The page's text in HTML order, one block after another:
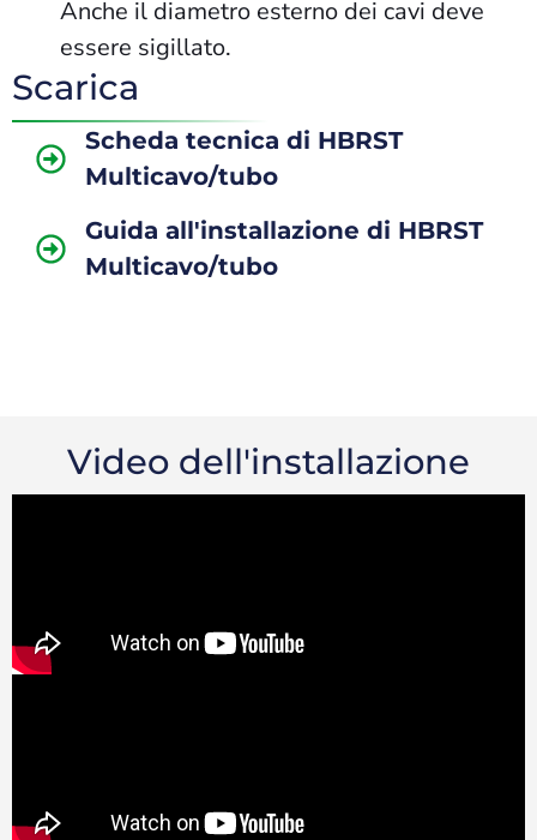
Anche il diametro esterno dei cavi deve
essere sigillato.
Scarica
Scheda tecnica di HBRST
Multicavo/tubo
Guida all'installazione di HBRST
Multicavo/tubo
Video dell'installazione